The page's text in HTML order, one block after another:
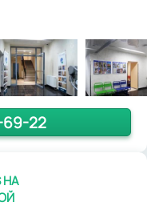
69-22
НА